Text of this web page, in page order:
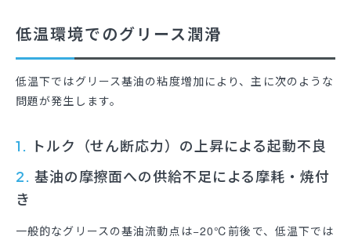
低温環境でのグリース潤滑
低温下ではグリース基油の粘度増加により、主に次のような
問題が発生します。
1. トルク（せん断応力）の上昇による起動不良
2. 基油の摩擦面への供給不足による摩耗・焼付
き
一般的なグリースの基油流動点は−20℃前後で、低温下では